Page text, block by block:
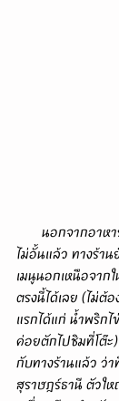
ไม่อั้นแล้ว ทางร้า
เมนูนอกเหนือจาก
ตรงนี้ได้เลย (ไม่ต้
แรกได้แก่ น้ำพริก
ค่อยตักไปชิมที่โต๊
กับทางร้านแล้ว ว่
สุราษฎร์ธานี ตัวใ